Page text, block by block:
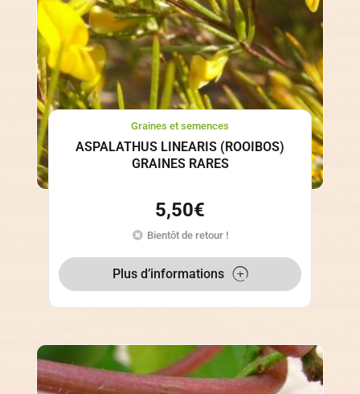
Graines et semences
ASPALATHUS LINEARIS (ROOIBOS)
GRAINES RARES
5,50€
Bientôt de retour !
Plus d’informations